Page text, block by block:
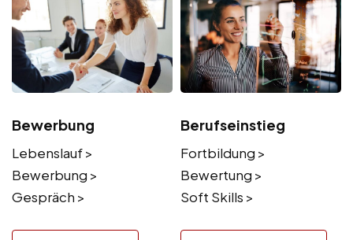
Bewerbung
Lebenslauf >
Bewerbung >
Gespräch >
Berufseinstieg
Fortbildung >
Bewertung >
Soft Skills >